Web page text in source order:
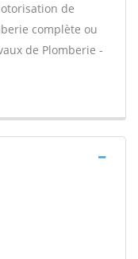
de
complète ou
de Plomberie -